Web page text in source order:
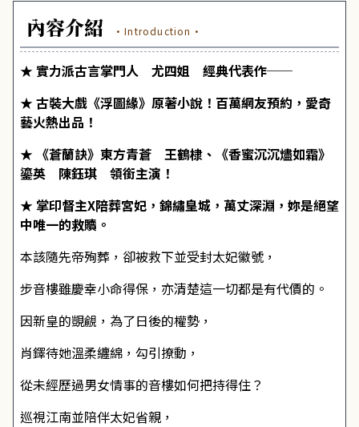
內容介紹 ·Introduction·
★ 實力派古言掌門人 尤四姐 經典代表作──
★ 古裝大戲《浮圖緣》原著小說！百萬網友預約，愛奇
藝火熱出品！
★ 《蒼蘭訣》東方青蒼 王鶴棣、《香蜜沉沉燼如霜》
鎏英 陳鈺琪 領銜主演！
★ 掌印督主X陪葬宮妃，錦繡皇城，萬丈深淵，妳是絕望
中唯一的救贖。
本該隨先帝殉葬，卻被救下並受封太妃徽號，
步音樓雖慶幸小命得保，亦清楚這一切都是有代價的。
因新皇的覬覦，為了日後的權勢，
肖鐸待她溫柔纏綿，勾引撩動，
從未經歷過男女情事的音樓如何把持得住？
巡視江南並陪伴太妃省親，